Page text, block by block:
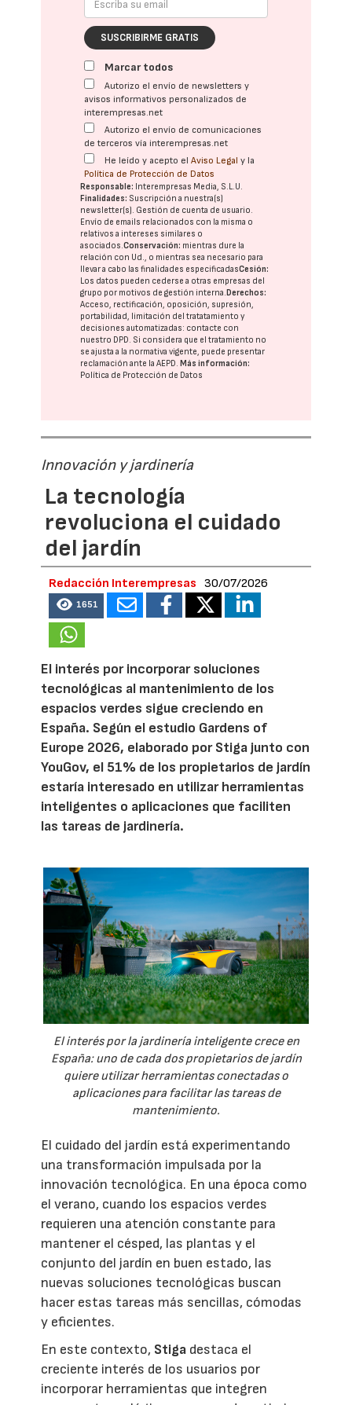
SUSCRIBIRME GRATIS
Marcar todos
Autorizo el envío de newsletters y
avisos informativos personalizados de
interempresas.net
Autorizo el envío de comunicaciones
de terceros vía interempresas.net
He leído y acepto elAviso Legal y la
Política de Protección de Datos
Responsable: Interempresas Media, S.L.U.
Finalidades: Suscripción a nuestra(s)
newsletter(s). Gestión de cuenta de usuario.
Envío de emails relacionados con la misma o
relativos a intereses similares o
asociados.Conservación: mientras dure la
relación con Ud., o mientras sea necesario para
llevar a cabo las finalidades especificadasCesión:
Los datos pueden cederse a otras empresas del
grupo por motivos de gestión interna.Derechos:
Acceso, rectificación, oposición, supresión,
portabilidad, limitación del tratatamiento y
decisiones automatizadas: contacte con
nuestro DPD. Si considera que el tratamiento no
se ajusta a la normativa vigente, puede presentar
reclamación ante laAEPD.Más información:
Política de Protección de Datos
Innovación y jardinería
La tecnología
revoluciona el cuidado
del jardín
Redacción Interempresas 30/07/2026
1651
El interés por incorporar soluciones
tecnológicas al mantenimiento de los
espacios verdes sigue creciendo en
España. Según el estudio Gardens of
Europe 2026, elaborado por Stiga junto con
YouGov, el 51% de los propietarios de jardín
estaría interesado en utilizar herramientas
inteligentes o aplicaciones que faciliten
las tareas de jardinería.
El interés por la jardinería inteligente crece en
España: uno de cada dos propietarios de jardín
quiere utilizar herramientas conectadas o
aplicaciones para facilitar las tareas de
mantenimiento.
El cuidado del jardín está experimentando
una transformación impulsada por la
innovación tecnológica. En una época como
el verano, cuando los espacios verdes
requieren una atención constante para
mantener el césped, las plantas y el
conjunto del jardín en buen estado, las
nuevas soluciones tecnológicas buscan
hacer estas tareas más sencillas, cómodas
y eficientes.
En este contexto, Stiga destaca el
creciente interés de los usuarios por
incorporar herramientas que integren